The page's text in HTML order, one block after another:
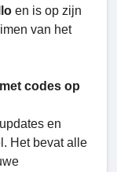
en is op zijn
van het
codes op
en
Het bevat alle